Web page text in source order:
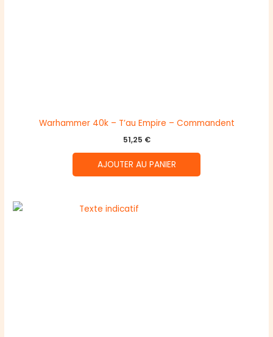
Warhammer 40k – T’au Empire – Commandent
51,25 €
AJOUTER AU PANIER